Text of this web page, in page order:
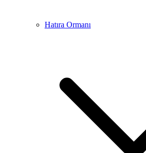
Hatıra Ormanı